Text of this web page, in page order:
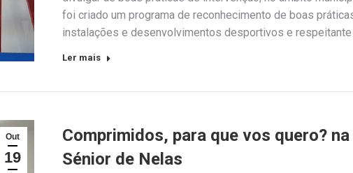
foi criado um programa de reconhecimento de boas
instalações e desenvolvimentos desportivos e
Ler mais
Out
19
Comprimidos, para que vos quero?
Sénior de Nelas